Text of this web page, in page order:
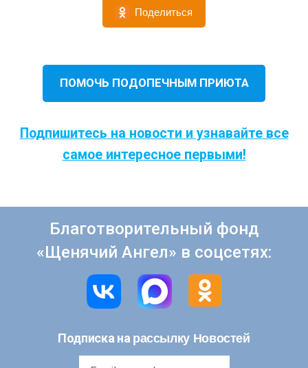
Поделиться
ПОМОЧЬ ПОДОПЕЧНЫМ ПРИЮТА
Подпишитесь на новости и узнавайте все
самое интересное первыми!
Благотворительный фонд
«Щенячий Ангел» в соцсетях:
Подписка на рассылку Новостей